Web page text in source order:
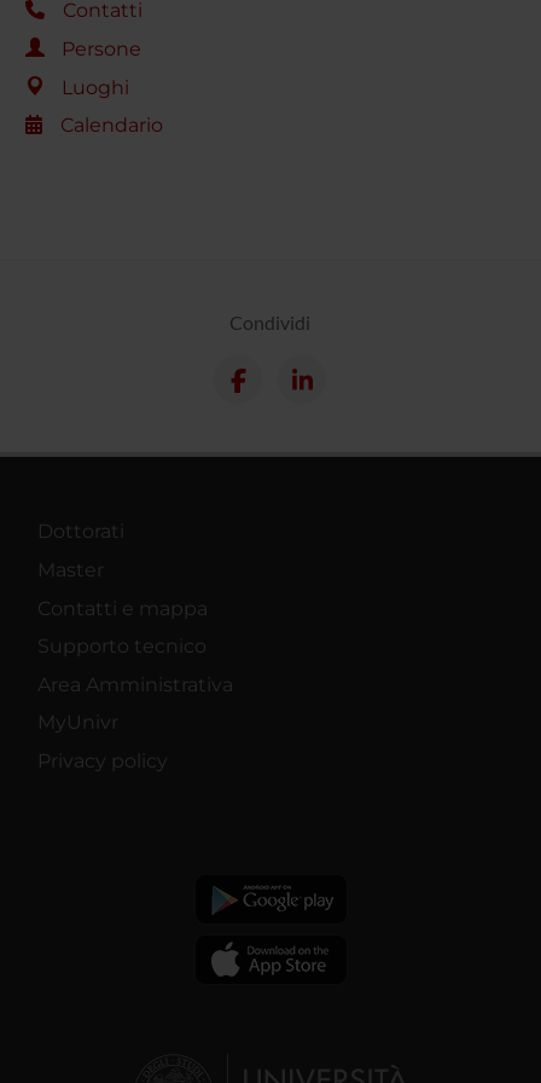
Contatti
Persone
Luoghi
Calendario
Condividi
Dottorati
Master
Contatti e mappa
Supporto tecnico
Area Amministrativa
MyUnivr
Privacy policy